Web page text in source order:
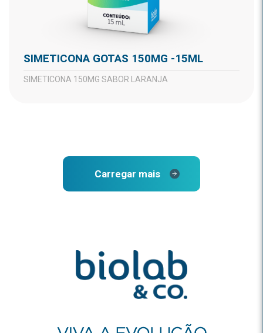
SIMETICONA GOTAS 150MG -15ML
SIMETICONA 150MG SABOR LARANJA
Carregar mais